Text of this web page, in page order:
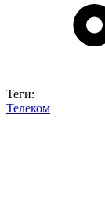
Теги:
Телеком